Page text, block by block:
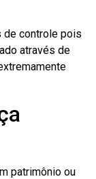
de controle pois
através de
patrimônio ou